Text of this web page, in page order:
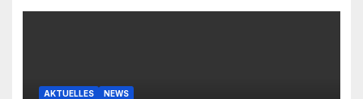
AKTUELLES NEWS